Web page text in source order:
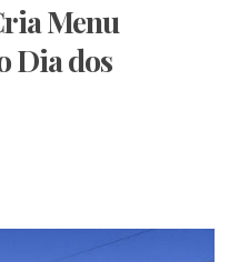
Menu
Dia dos